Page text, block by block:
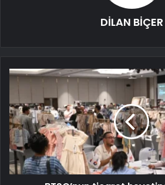
DİLAN BİÇER